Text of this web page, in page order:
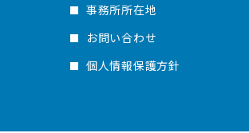
事務所所在地
お問い合わせ
個人情報保護方針